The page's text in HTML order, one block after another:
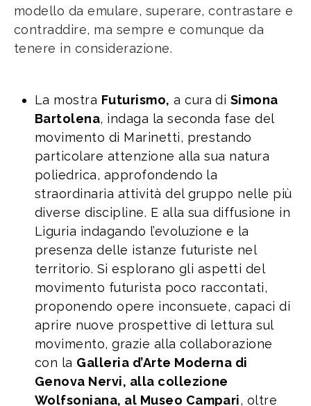
modello da emulare, superare, contrastare e
contraddire, ma sempre e comunque da
tenere in considerazione.
La mostra Futurismo, a cura di Simona
Bartolena, indaga la seconda fase del
movimento di Marinetti, prestando
particolare attenzione alla sua natura
poliedrica, approfondendo la
straordinaria attività del gruppo nelle più
diverse discipline. E alla sua diffusione in
Liguria indagando l’evoluzione e la
presenza delle istanze futuriste nel
territorio. Si esplorano gli aspetti del
movimento futurista poco raccontati,
proponendo opere inconsuete, capaci di
aprire nuove prospettive di lettura sul
movimento, grazie alla collaborazione
con la Galleria d’Arte Moderna di
Genova Nervi, alla collezione
Wolfsoniana, al Museo Campari, oltre